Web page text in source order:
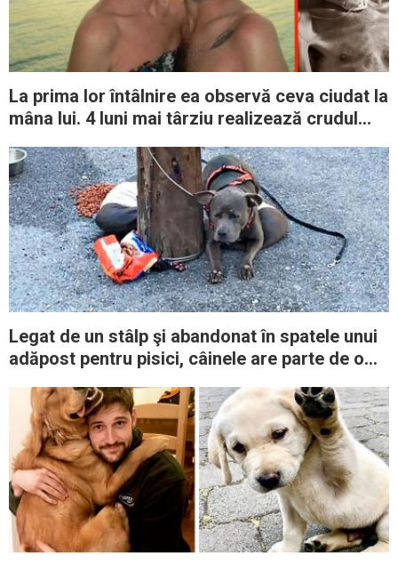
La prima lor întâlnire ea observă ceva ciudat la
mâna lui. 4 luni mai târziu realizează crudul
Legat de un stâlp şi abandonat în spatele unui
adăpost pentru pisici, câinele are parte de o